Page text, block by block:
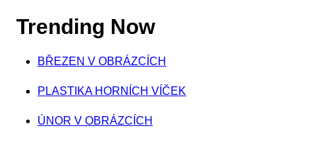
Trending Now
BŘEZEN V OBRÁZCÍCH
PLASTIKA HORNÍCH VÍČEK
ÚNOR V OBRÁZCÍCH